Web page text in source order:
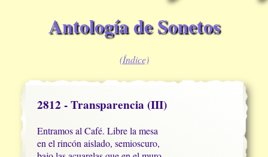
Antología de Sonetos
(Índice)
2812 - Transparencia (III)
Entramos al Café. Libre la mesa
en el rincón aislado, semioscuro,